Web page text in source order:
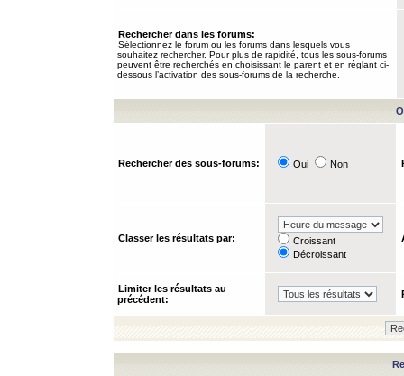
Rechercher dans les forums:
Sélectionnez le forum ou les forums dans lesquels vous
souhaitez rechercher. Pour plus de rapidité, tous les sous-forums
peuvent être recherchés en choisissant le parent et en réglant ci-
dessous l’activation des sous-forums de la recherche.
Rechercher des sous-forums: Oui Non
Classer les résultats par:
Croissant
Décroissant
Limiter les résultats au
précédent: